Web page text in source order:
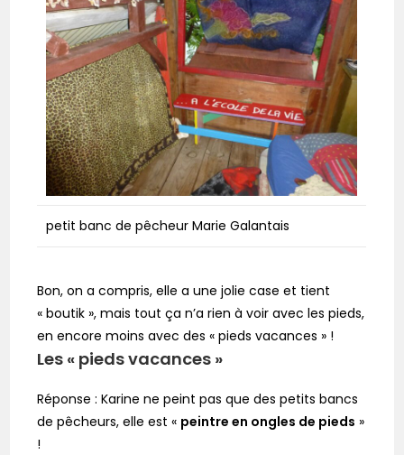
petit banc de pêcheur Marie Galantais
Bon, on a compris, elle a une jolie case et tient
« boutik », mais tout ça n’a rien à voir avec les pieds,
en encore moins avec des « pieds vacances » !
Les « pieds vacances »
Réponse : Karine ne peint pas que des petits bancs
de pêcheurs, elle est « peintre en ongles de pieds »
!